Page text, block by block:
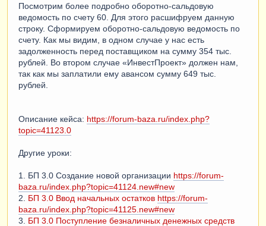
Посмотрим более подробно оборотно-сальдовую
ведомость по счету 60. Для этого расшифруем данную
строку. Сформируем оборотно-сальдовую ведомость по
счету. Как мы видим, в одном случае у нас есть
задолженность перед поставщиком на сумму 354 тыс.
рублей. Во втором случае «ИнвестПроект» должен нам,
так как мы заплатили ему авансом сумму 649 тыс.
рублей.
Описание кейса: https://forum-baza.ru/index.php?
topic=41123.0
Другие уроки:
1. БП 3.0 Создание новой организации https://forum-
baza.ru/index.php?topic=41124.new#new
2. БП 3.0 Ввод начальных остатков https://forum-
baza.ru/index.php?topic=41125.new#new
3. БП 3.0 Поступление безналичных денежных средств